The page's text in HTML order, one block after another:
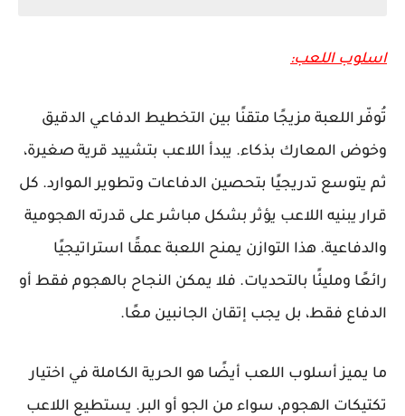
اسلوب اللعب:
تُوفّر اللعبة مزيجًا متقنًا بين التخطيط الدفاعي الدقيق
وخوض المعارك بذكاء. يبدأ اللاعب بتشييد قرية صغيرة،
ثم يتوسع تدريجيًا بتحصين الدفاعات وتطوير الموارد. كل
قرار يبنيه اللاعب يؤثر بشكل مباشر على قدرته الهجومية
والدفاعية. هذا التوازن يمنح اللعبة عمقًا استراتيجيًا
رائعًا ومليئًا بالتحديات. فلا يمكن النجاح بالهجوم فقط أو
الدفاع فقط، بل يجب إتقان الجانبين معًا.
ما يميز أسلوب اللعب أيضًا هو الحرية الكاملة في اختيار
تكتيكات الهجوم، سواء من الجو أو البر. يستطيع اللاعب